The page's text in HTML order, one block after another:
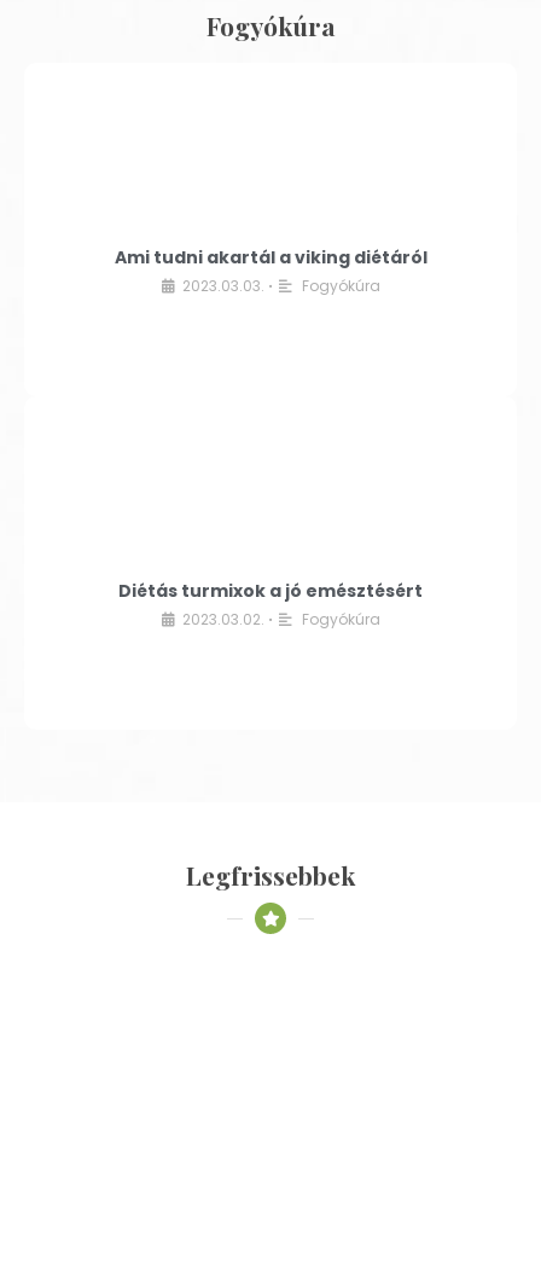
Fogyókúra
Ami tudni akartál a viking diétáról
2023.03.03. • Fogyókúra
Diétás turmixok a jó emésztésért
2023.03.02. • Fogyókúra
Legfrissebbek